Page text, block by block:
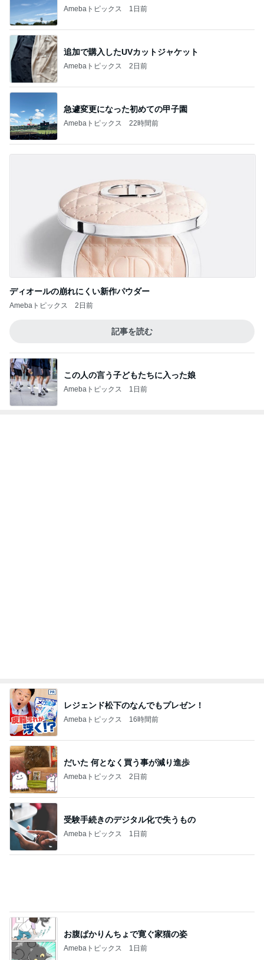
Amebaトピックス 1日前
追加で購入したUVカットジャケット
Amebaトピックス 2日前
急遽変更になった初めての甲子園
Amebaトピックス 22時間前
ディオールの崩れにくい新作パウダー
Amebaトピックス 2日前
記事を読む
この人の言う子どもたちに入った娘
Amebaトピックス 1日前
長野民がうらやましいご当地スーパー
だいた 朝と夜がくっついた毎日
Amebaトピックス 1日前